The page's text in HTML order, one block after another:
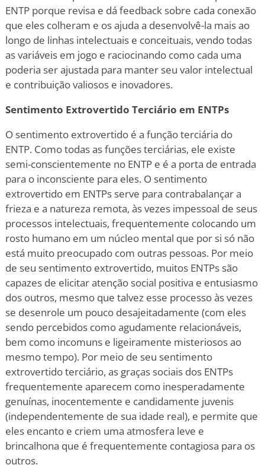
ENTP porque revisa e dá feedback sobre cada conexão
que eles colheram e os ajuda a desenvolvê-la mais ao
longo de linhas intelectuais e conceituais, vendo todas
as variáveis em jogo e raciocinando como cada uma
poderia ser ajustada para manter seu valor intelectual
e contribuição valiosos e inovadores.
Sentimento Extrovertido Terciário em ENTPs
O sentimento extrovertido é a função terciária do
ENTP. Como todas as funções terciárias, ele existe
semi-conscientemente no ENTP e é a porta de entrada
para o inconsciente para eles. O sentimento
extrovertido em ENTPs serve para contrabalançar a
frieza e a natureza remota, às vezes impessoal de seus
processos intelectuais, frequentemente colocando um
rosto humano em um núcleo mental que por si só não
está muito preocupado com outras pessoas. Por meio
de seu sentimento extrovertido, muitos ENTPs são
capazes de elicitar atenção social positiva e entusiasmo
dos outros, mesmo que talvez esse processo às vezes
se desenrole um pouco desajeitadamente (com eles
sendo percebidos como agudamente relacionáveis,
bem como incomuns e ligeiramente misteriosos ao
mesmo tempo). Por meio de seu sentimento
extrovertido terciário, as graças sociais dos ENTPs
frequentemente aparecem como inesperadamente
genuínas, inocentemente e candidamente juvenis
(independentemente de sua idade real), e permite que
eles encanto e criem uma atmosfera leve e
brincalhona que é frequentemente contagiosa para os
outros.